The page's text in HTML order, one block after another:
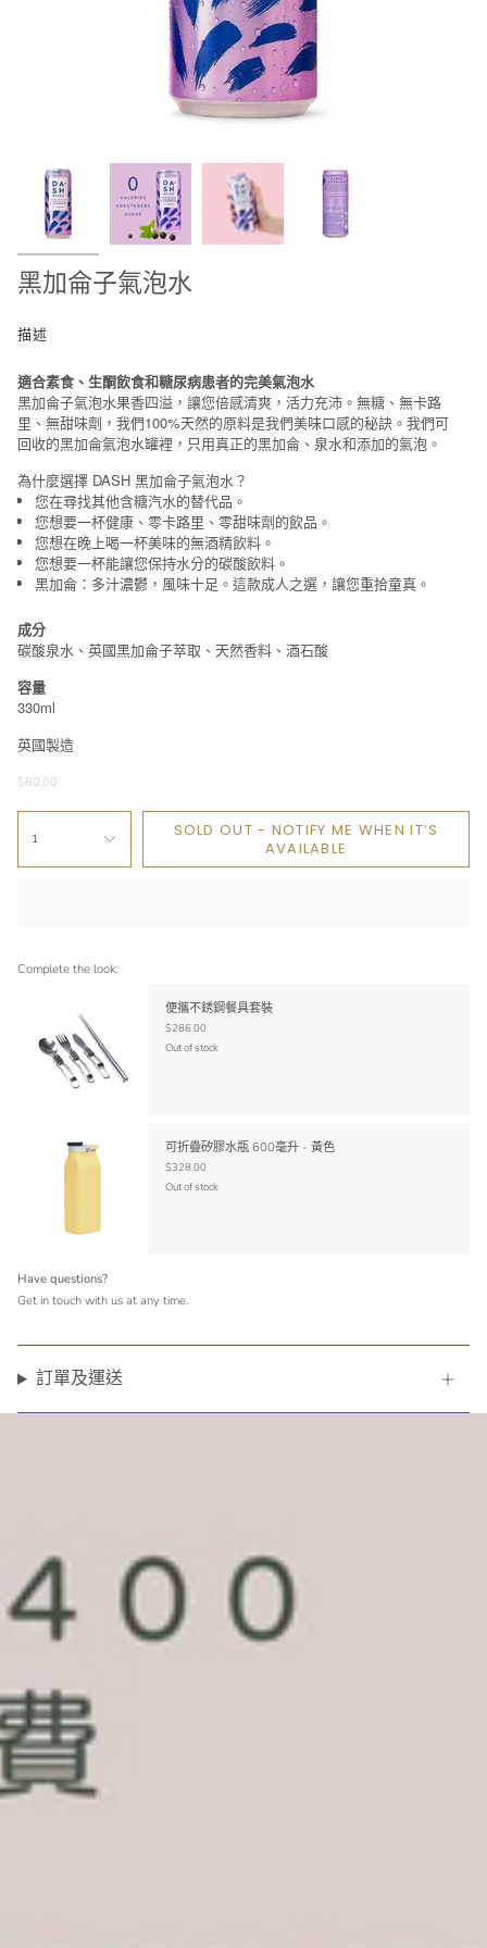
黑加侖子氣泡水
描述
適合素食、生酮飲食和糖尿病患者的完美氣泡水
黑加侖子氣泡水果香四溢，讓您倍感清爽，活力充沛。無糖、無卡路
里、無甜味劑，我們100%天然的原料是我們美味口感的秘訣。我們可
回收的黑加侖氣泡水罐裡，只用真正的黑加侖、泉水和添加的氣泡。
為什麼選擇 DASH 黑加侖子氣泡水？
您在尋找其他含糖汽水的替代品。
您想要一杯健康、零卡路里、零甜味劑的飲品。
您想在晚上喝一杯美味的無酒精飲料。
您想要一杯能讓您保持水分的碳酸飲料。
黑加侖：多汁濃鬱，風味十足。這款成人之選，讓您重拾童真。
成分
碳酸泉水、英國黑加侖子萃取、天然香料、酒石酸
容量
330ml
英國製造
$80.00
1
SOLD OUT - NOTIFY ME WHEN IT’S
AVAILABLE
Complete the look:
便攜不銹鋼餐具套裝
$286.00
Out of stock
可折疊矽膠水瓶 600毫升 - 黃色
$328.00
Out of stock
Have questions?
Get in touch with us at any time.
訂單及運送